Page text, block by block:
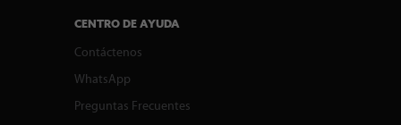
CENTRO DE AYUDA
Contáctenos
WhatsApp
Preguntas Frecuentes